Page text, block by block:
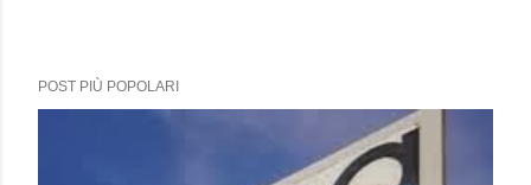
POST PIÙ POPOLARI